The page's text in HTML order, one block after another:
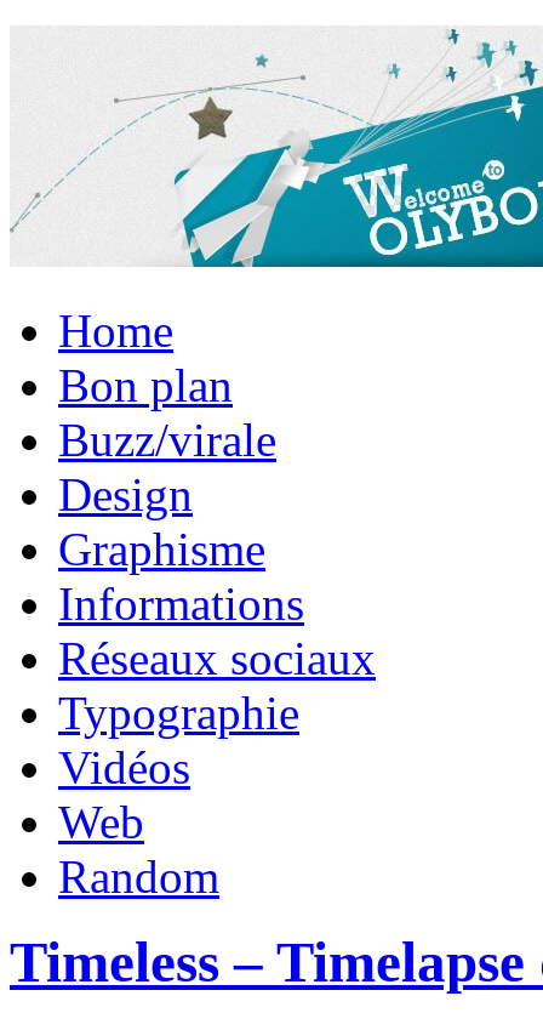
Home
Bon plan
Buzz/virale
Design
Graphisme
Informations
Réseaux sociaux
Typographie
Vidéos
Web
Random
Timeless –